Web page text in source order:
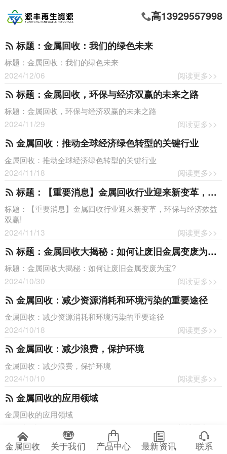
高13929557998
标题：金属回收：我们的绿色未来
标题：金属回收：我们的绿色未来
2024/12/06
阅读更多>>
标题：金属回收，环保与经济双赢的未来之路
标题：金属回收，环保与经济双赢的未来之路
2024/11/29
阅读更多>>
金属回收：推动全球经济绿色转型的关键行业
金属回收：推动全球经济绿色转型的关键行业
2024/11/18
阅读更多>>
标题：【重要消息】金属回收行业迎来新变革，环保与经济效益双赢!
标题：【重要消息】金属回收行业迎来新变革，环保与经济效益
双赢!
2024/11/13
阅读更多>>
标题：金属回收大揭秘：如何让废旧金属变废为宝?
标题：金属回收大揭秘：如何让废旧金属变废为宝?
2024/10/30
阅读更多>>
金属回收：减少资源消耗和环境污染的重要途径
金属回收：减少资源消耗和环境污染的重要途径
2024/10/18
阅读更多>>
金属回收：减少浪费，保护环境
金属回收：减少浪费，保护环境
2024/10/10
阅读更多>>
金属回收的应用领域
金属回收的应用领域
2024/09/18
阅读更多>>
金属回收对环境有哪些积极影响
金属回收 关于我们 产品中心 最新资讯 联系